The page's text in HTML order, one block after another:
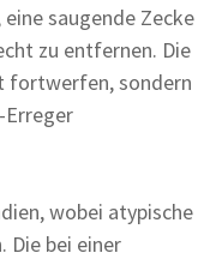
saugende Zecke
zu entfernen. Die
fortwerfen, sondern
wobei atypische
Die bei einer